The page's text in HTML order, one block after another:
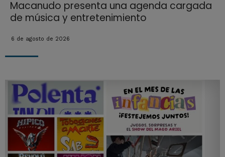
Macanudo presenta una agenda cargada
de música y entretenimiento
6 de agosto de 2026